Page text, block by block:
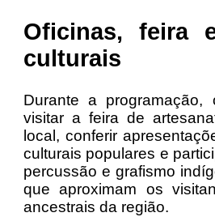
Oficinas, feira
culturais
Durante a programação,
visitar a feira de
local, conferir
culturais populares e
percussão e grafismo
que aproximam os
ancestrais da região.